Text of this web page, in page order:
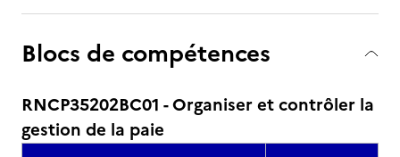
Blocs de compétences
RNCP35202BC01 - Organiser et contrôler la
gestion de la paie